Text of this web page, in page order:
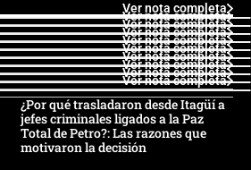
Ver nota completa
Ver nota completa
Ver nota completa
Ver nota completa
Ver nota completa
Ver nota completa
Ver nota completa
Ver nota completa
Ver nota completa
Ver nota completa
¿Por qué trasladaron desde Itagüí a
jefes criminales ligados a la Paz
Total de Petro?: Las razones que
motivaron la decisión